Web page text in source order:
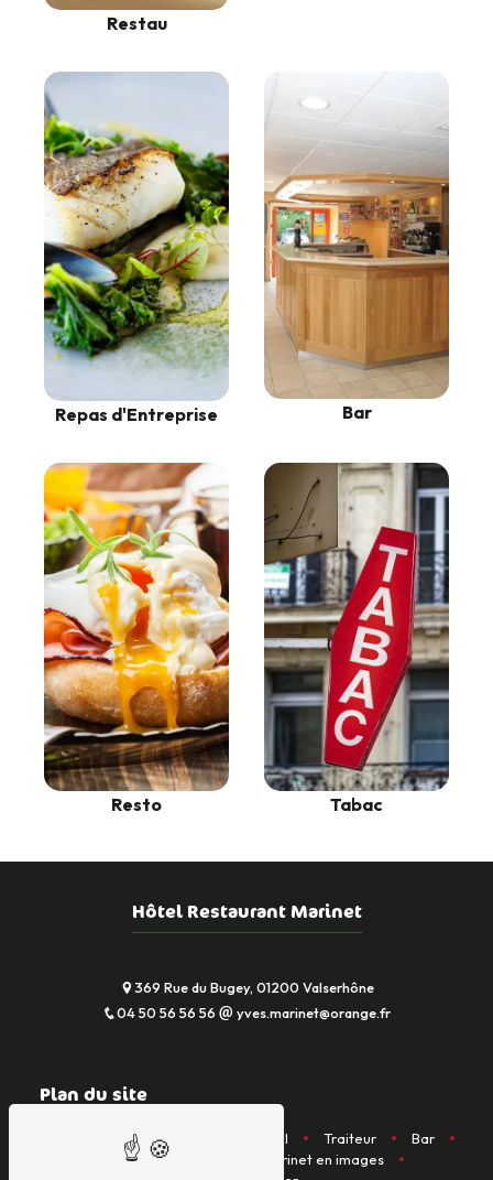
Restau
Repas d'Entreprise Bar
Resto Tabac
Hôtel Restaurant Marinet
369 Rue du Bugey, 01200 Valserhône
04 50 56 56 56
yves.marinet@orange.fr
Plan du site
Restaurant Hôtel Traiteur
Bar
Activités diverses
Marinet en images